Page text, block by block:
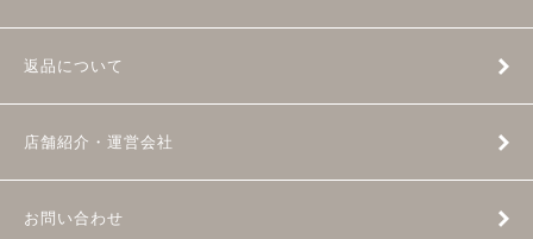
返品について
店舗紹介・運営会社
お問い合わせ